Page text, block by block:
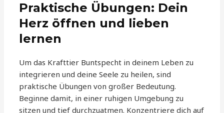
Praktische Übungen: Dein
Herz öffnen und lieben
lernen
Um das Krafttier Buntspecht in deinem Leben zu
integrieren und deine Seele zu heilen, sind
praktische Übungen von großer Bedeutung.
Beginne damit, in einer ruhigen Umgebung zu
sitzen und tief durchzuatmen. Konzentriere dich auf